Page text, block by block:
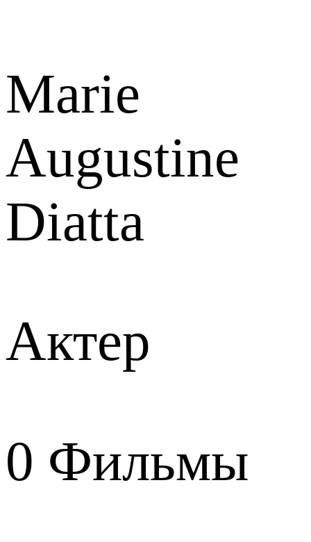
Marie
Augustine
Diatta
Актер
0 Фильмы